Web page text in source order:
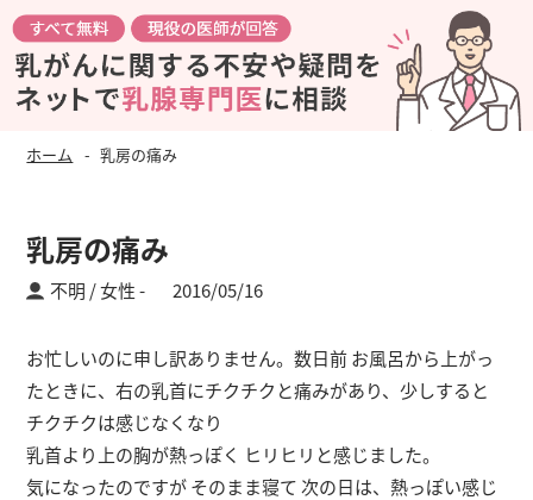
ホーム 乳房の痛み
乳房の痛み
不明 / 女性 2016/05/16
お忙しいのに申し訳ありません。数日前 お風呂から上がっ
たときに、右の乳首にチクチクと痛みがあり、少しすると
チクチクは感じなくなり
乳首より上の胸が熱っぽく ヒリヒリと感じました。
気になったのですが そのまま寝て 次の日は、熱っぽい感じ